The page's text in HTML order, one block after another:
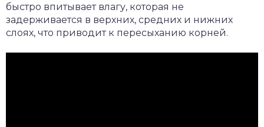
быстро впитывает влагу, которая не
задерживается в верхних, средних и нижних
слоях, что приводит к пересыханию корней.